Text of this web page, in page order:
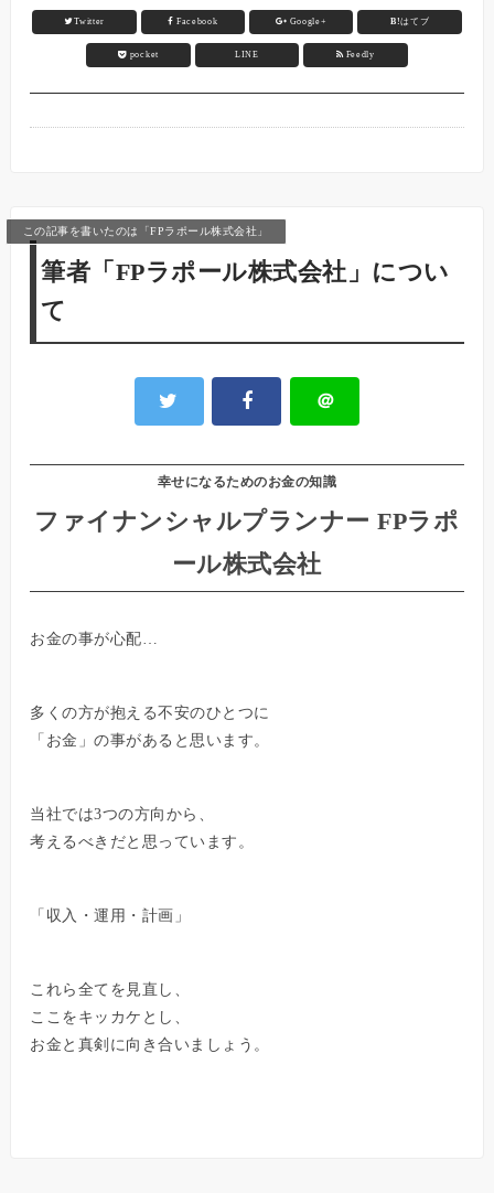
Twitter Facebook Google+ B!はてブ
pocket LINE Feedly
この記事を書いたのは「FPラポール株式会社」
筆者「FPラポール株式会社」につい
て
＠
幸せになるためのお金の知識
ファイナンシャルプランナー FPラポ
ール株式会社
お金の事が心配…
多くの方が抱える不安のひとつに
「お金」の事があると思います。
当社では3つの方向から、
考えるべきだと思っています。
「収入・運用・計画」
これら全てを見直し、
ここをキッカケとし、
お金と真剣に向き合いましょう。